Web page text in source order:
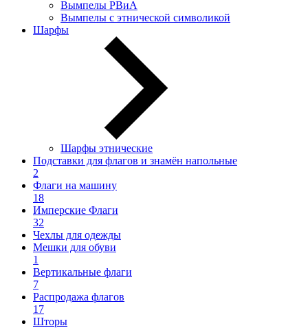
Вымпелы РВиА
Вымпелы с этнической символикой
Шарфы
Шарфы этнические
Подставки для флагов и знамён напольные
2
Флаги на машину
18
Имперские Флаги
32
Чехлы для одежды
Мешки для обуви
1
Вертикальные флаги
7
Распродажа флагов
17
Шторы